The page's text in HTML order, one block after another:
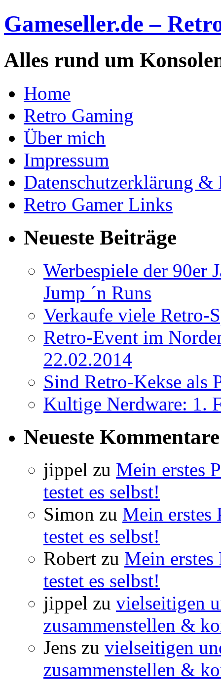
Gameseller.de –
Alles rund um
Home
Retro Gaming
Über mich
Impressum
Datenschutzerklärung &
Retro Gamer Links
Neueste Beiträge
Werbespiele der 90er
Jump ´n Runs
Verkaufe viele Retro-
Retro-Event im
22.02.2014
Sind Retro-Kekse als
Kultige Nerdware: 1.
Neueste Kommentare
jippel zu Mein erstes
testet es selbst!
Simon zu Mein erstes
testet es selbst!
Robert zu Mein
testet es selbst!
jippel zu vielseitigen
zusammenstellen &
Jens zu vielseitigen
zusammenstellen &